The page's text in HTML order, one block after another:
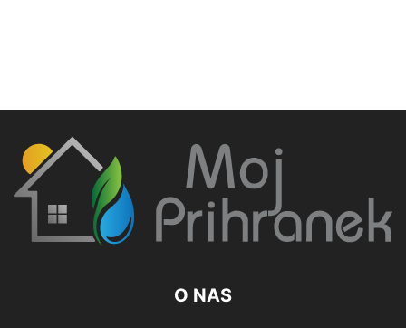
O NAS